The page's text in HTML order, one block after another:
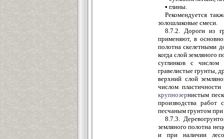
• глины.
Рекомендуется
золошлаковые смеси.
8.7.2. Дороги из
применяют, в
полотна скелетными
когда слой земляного
суглинков с
гравелистые грунты,
верхний слой
числом
крупнозернистым
производства работ
песчаным грунтом
8.7.3.
земляного полотна
и при наличии